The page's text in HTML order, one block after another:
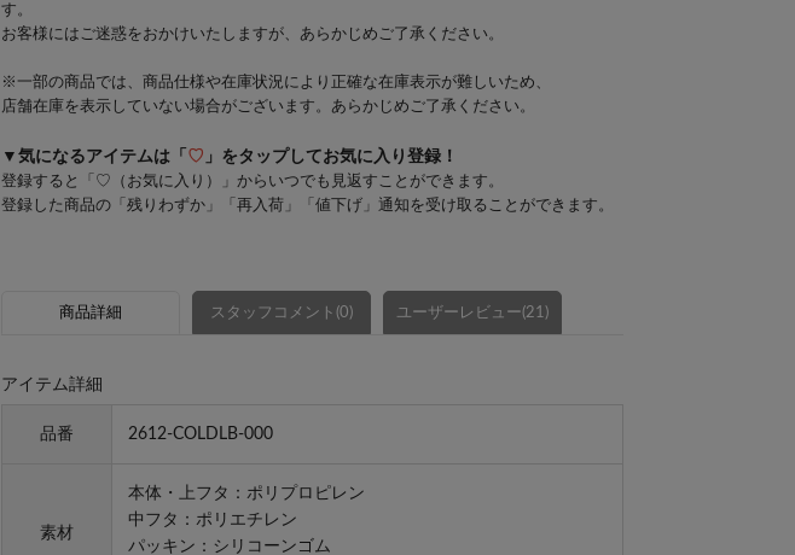
す。
お客様にはご迷惑をおかけいたしますが、あらかじめご了承ください。
※一部の商品では、商品仕様や在庫状況により正確な在庫表示が難しいため、
店舗在庫を表示していない場合がございます。あらかじめご了承ください。
▼気になるアイテムは「 ♡ 」をタップしてお気に入り登録！
登録すると「♡（お気に入り）」からいつでも見返すことができます。
登録した商品の「残りわずか」「再入荷」「値下げ」通知を受け取ることができます。
商品詳細 スタッフコメント(0) ユーザーレビュー(21)
アイテム詳細
品番 2612-COLDLB-000
素材
本体・上フタ：ポリプロピレン
中フタ：ポリエチレン
パッキン：シリコーンゴム